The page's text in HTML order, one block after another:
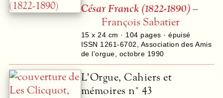
César Franck (1822-1890)–
François Sabatier
15 x 24 cm · 104 pages · épuisé
ISSN 1261-6702, Association des Amis
de l’orgue, octobre 1990
L’Orgue, Cahiers et
mémoires n° 43